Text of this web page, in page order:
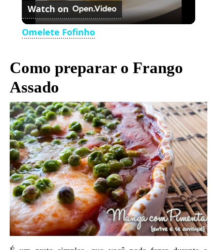
Video
Watch on
Omelete Fofinho
Como preparar o Frango
Assado